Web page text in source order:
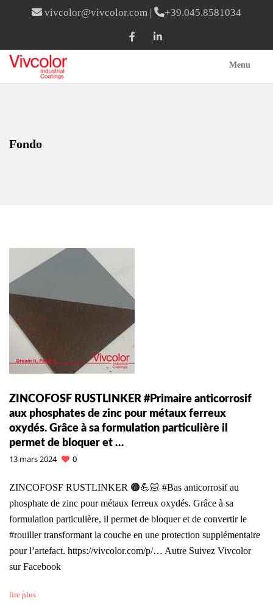
vivcolor@vivcolor.com | +39.045.8581034
Menu
Fondo
ZINCOFOSF RUSTLINKER #Primaire anticorrosif
aux phosphates de zinc pour métaux ferreux
oxydés. Grâce à sa formulation particulière il
permet de bloquer et …
13 mars 2024
0
ZINCOFOSF RUSTLINKER 🟤💪🏻 #Bas anticorrosif au
phosphate de zinc pour métaux ferreux oxydés. Grâce à sa
formulation particulière, il permet de bloquer et de convertir le
#rouiller transformant la couche en une protection supplémentaire
pour l’artefact. https://vivcolor.com/p/… Autre Suivez Vivcolor
sur Facebook
lire plus